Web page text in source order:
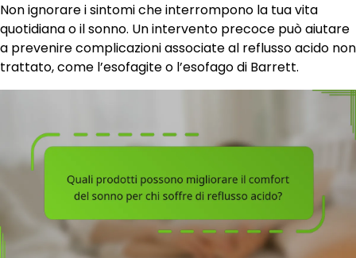
Non ignorare i sintomi che interrompono la tua vita
quotidiana o il sonno. Un intervento precoce può aiutare
a prevenire complicazioni associate al reflusso acido non
trattato, come l’esofagite o l’esofago di Barrett.